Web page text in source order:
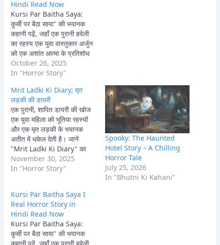
Hindi Read Now
Kursi Par Baitha Saya:
कुर्सी पर बैठा साया" की भयानक
कहानी पढ़ें, जहाँ एक पुरानी हवेली
का रहस्य एक युवा वास्तुकार अर्जुन
को एक अशांत आत्मा के प्रतिशोध
और काले जादू के अंधेरे में धकेल
देता है। क्या वह लावण्या की आत्मा
भूतिया…
October 26, 2025
In "Horror Story"
Mrit Ladki Ki Diary; मृत
लड़की की डायरी
एक पुरानी, शापित डायरी की खोज
एक युवा महिला को भूतिया रहस्यों
और एक मृत लड़की के भयानक
अतीत में धकेल देती है। जानें
"Mrit Ladki Ki Diary" का
खौफनाक सच।
November 30, 2025
In "Horror Story"
Spooky: The Haunted
Hotel Story – A Chilling
Horror Tale
July 25, 2026
In "Bhutni Ki Kahani"
Kursi Par Baitha Saya I
Real Horror Story in
Hindi Read Now
Kursi Par Baitha Saya:
कुर्सी पर बैठा साया" की भयानक
कहानी पढ़ें, जहाँ एक पुरानी हवेली